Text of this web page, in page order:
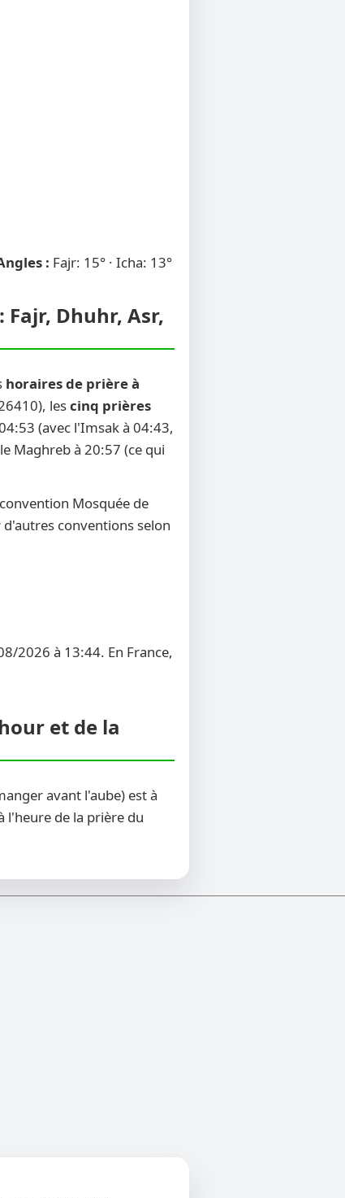
: Fajr: 15° · Icha: 13°
Dhuhr, Asr,
horaires de prière à
lescinq prières
(avec l'Imsak à 04:43,
Maghreb à 20:57 (ce qui
Mosquée de
d'autres conventions selon
2026 à 13:44. En France,
et de la
avant l'aube) est à
l'heure de la prière du